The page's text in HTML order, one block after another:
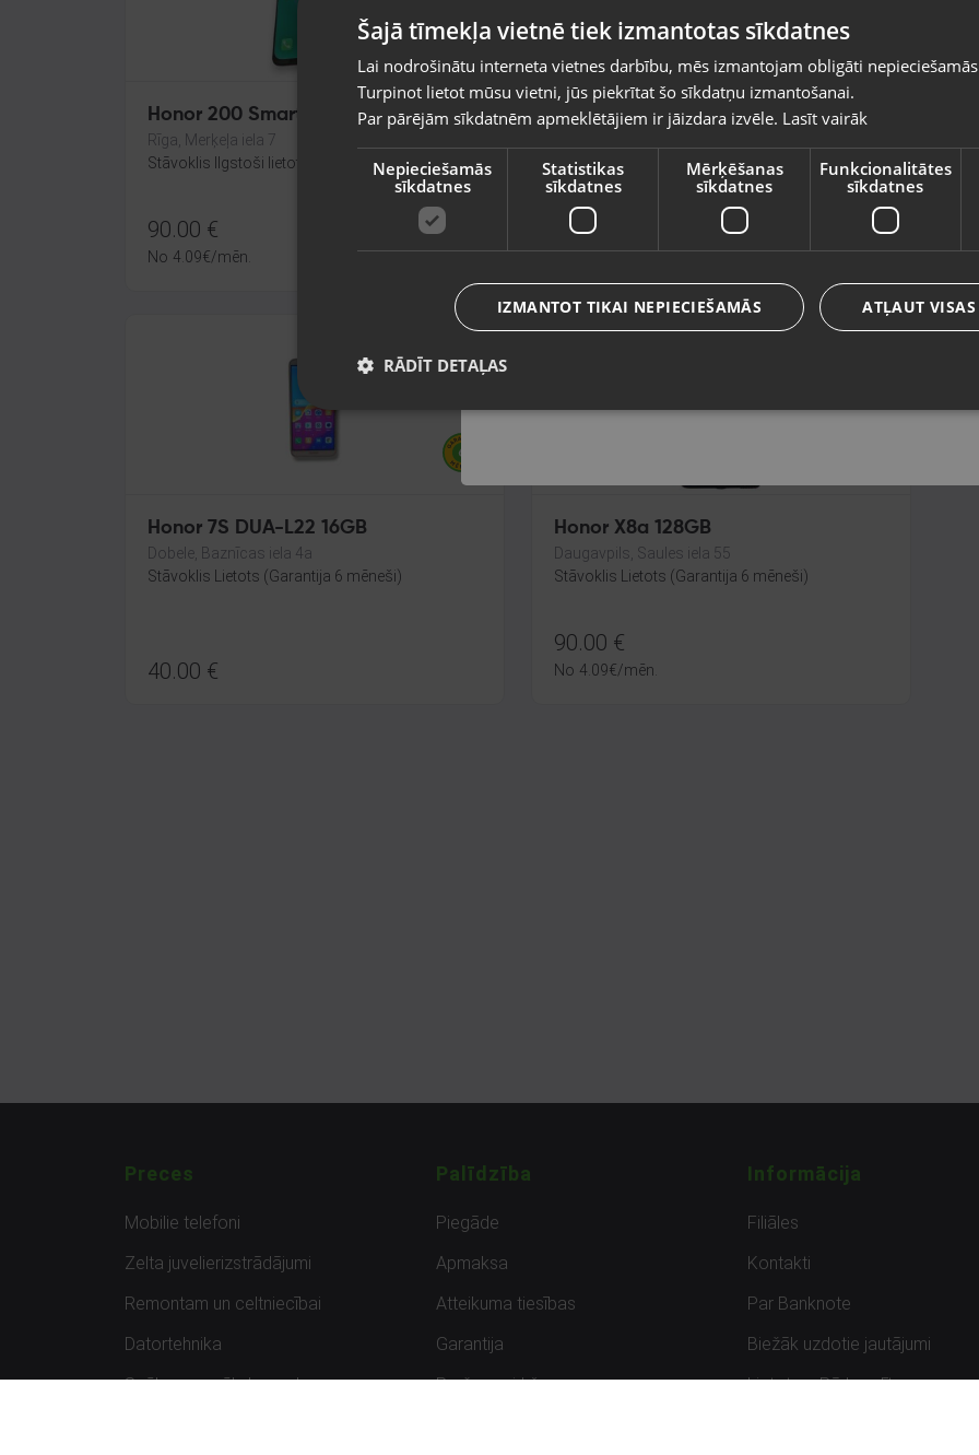
Honor 200 Smart (ALT-NX1)
Rīga, Merķeļa iela 7
Stāvoklis Ilgstoši lietots (Garantija 14 dienas)
90.00 €
No 4.09€/mēn.
Honor 400 lite (ABR-NX1) 256GB
Stāvoklis Ilgstoši lietots (Garantija 14 dienas)
105.00
No 4.77€/mēn.
Honor 7S DUA-L22 16GB
Dobele, Baznīcas iela 4a
Stāvoklis Lietots (Garantija 6 mēneši)
40.00 €
Honor X8a 128GB
Daugavpils, Saules iela 55
Stāvoklis Lietots (Garantija 6 mēneši)
90.00 €
No 4.09€/mēn.
Preces
Mobilie telefoni
Zelta juvelierizstrādājumi
Remontam un celtniecībai
Datortehnika
Spēles un spēļu konsoles
Palīdzība
Piegāde
Apmaksa
Atteikuma tiesības
Garantija
Preču uzpirkšana
Informācija
Filiāles
Kontakti
Par Banknote
Biežāk uzdotie jautājumi
Lietots – Pārbaudīts
valsti
Vietnes saturs būs attēlots izvēlētajā valodā
Valsts
Valoda
Latviešu / Latvian
Šajā tīmekļa vietnē tiek izmantotas sīkdatnes
Lai nodrošinātu interneta vietnes darbību, mēs izmantojam obligāti
Turpinot lietot mūsu vietni, jūs piekrītat šo sīkdatņu izmantošanai.
Par pārējām sīkdatnēm apmeklētājiem ir jāizdara izvēle. Lasīt vairāk
Nepieciešamās
sīkdatnes
Statistikas
sīkdatnes
Mērķēšanas
sīkdatnes
Funkcionalitātes
sīkdatnes
ATĻAUT
IZMANTOT TIKAI NEPIECIEŠAMĀS
RĀDĪT DETAĻAS